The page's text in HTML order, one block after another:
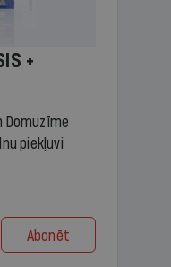
+
Domuzīme
piekļuvi
Abonēt